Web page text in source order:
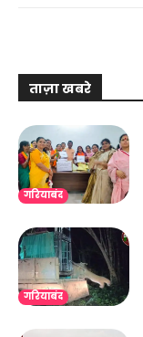
ताज़ा खबरे
गरियाबंद
गरियाबंद